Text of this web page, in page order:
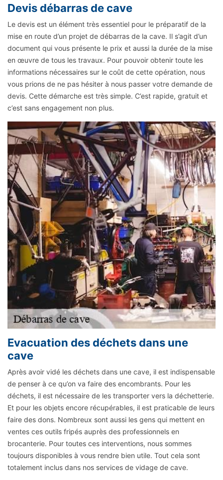
Devis débarras de cave
Le devis est un élément très essentiel pour le préparatif de la
mise en route d’un projet de débarras de la cave. Il s’agit d’un
document qui vous présente le prix et aussi la durée de la mise
en œuvre de tous les travaux. Pour pouvoir obtenir toute les
informations nécessaires sur le coût de cette opération, nous
vous prions de ne pas hésiter à nous passer votre demande de
devis. Cette démarche est très simple. C’est rapide, gratuit et
c’est sans engagement non plus.
Evacuation des déchets dans une
cave
Après avoir vidé les déchets dans une cave, il est indispensable
de penser à ce qu’on va faire des encombrants. Pour les
déchets, il est nécessaire de les transporter vers la déchetterie.
Et pour les objets encore récupérables, il est praticable de leurs
faire des dons. Nombreux sont aussi les gens qui mettent en
ventes ces outils fripés auprès des professionnels en
brocanterie. Pour toutes ces interventions, nous sommes
toujours disponibles à vous rendre bien utile. Tout cela sont
totalement inclus dans nos services de vidage de cave.